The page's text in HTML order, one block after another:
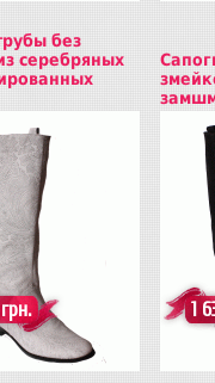
без
серебряных
1